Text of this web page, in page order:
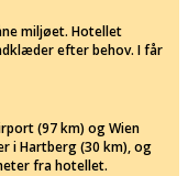
miljøet. Hotellet
efter behov. I får
(97 km) og Wien
i Hartberg (30 km), og
fra hotellet.